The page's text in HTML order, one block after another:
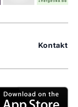
Kontakt